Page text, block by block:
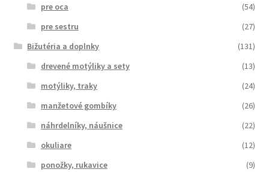
pre oca
(54)
pre sestru
(27)
Bižutéria a doplnky
(131)
drevené motýliky a sety
(13)
motýliky, traky
(24)
manžetové gombíky
(26)
náhrdelníky, náušnice
(22)
okuliare
(12)
ponožky, rukavice
(9)